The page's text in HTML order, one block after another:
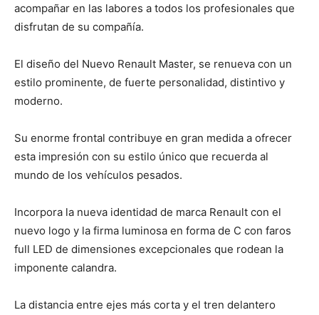
acompañar en las labores a todos los profesionales que
disfrutan de su compañía.
El diseño del Nuevo Renault Master, se renueva con un
estilo prominente, de fuerte personalidad, distintivo y
moderno.
Su enorme frontal contribuye en gran medida a ofrecer
esta impresión con su estilo único que recuerda al
mundo de los vehículos pesados.
Incorpora la nueva identidad de marca Renault con el
nuevo logo y la firma luminosa en forma de C con faros
full LED de dimensiones excepcionales que rodean la
imponente calandra.
La distancia entre ejes más corta y el tren delantero